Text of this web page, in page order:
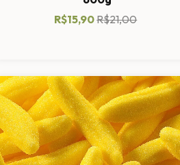
R$15,90R$21,00